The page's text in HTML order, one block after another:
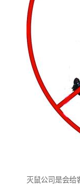
灭鼠公司是会给